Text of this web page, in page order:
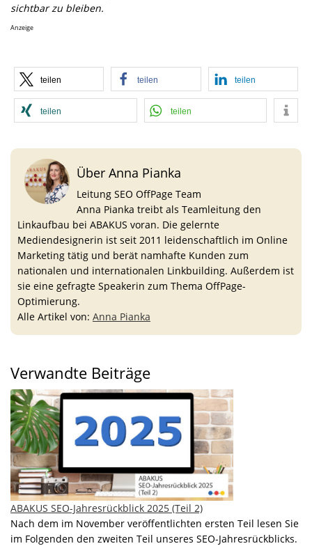
sichtbar zu bleiben.
Anzeige
teilen teilen teilen
teilen teilen
Über Anna Pianka
Leitung SEO OffPage Team
Anna Pianka treibt als Teamleitung den
Linkaufbau bei ABAKUS voran. Die gelernte
Mediendesignerin ist seit 2011 leidenschaftlich im Online
Marketing tätig und berät namhafte Kunden zum
nationalen und internationalen Linkbuilding. Außerdem ist
sie eine gefragte Speakerin zum Thema OffPage-
Optimierung.
Alle Artikel von: Anna Pianka
Verwandte Beiträge
ABAKUS SEO-Jahresrückblick 2025 (Teil 2)
Nach dem im November veröffentlichten ersten Teil lesen Sie
im Folgenden den zweiten Teil unseres SEO-Jahresrückblicks.